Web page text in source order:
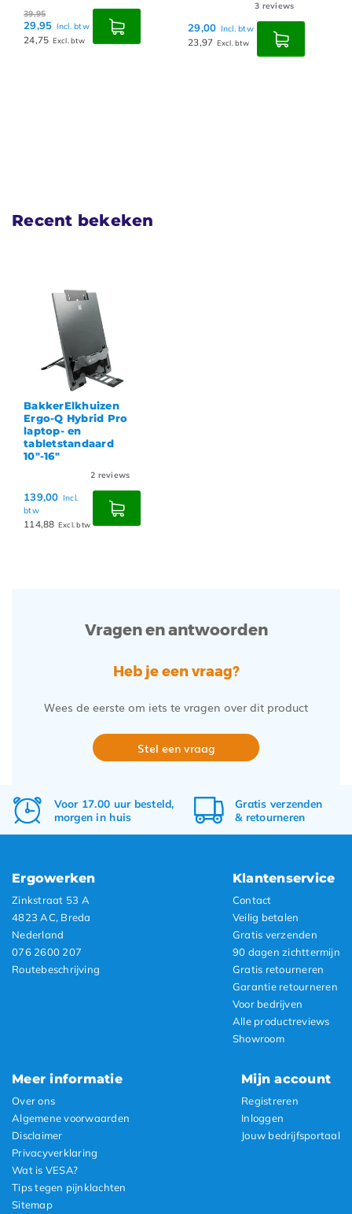
39,95
29,95 Incl. btw
24,75 Excl. btw
3 reviews
29,00 Incl. btw
23,97 Excl. btw
Recent bekeken
BakkerElkhuizen
Ergo-Q Hybrid Pro
laptop- en
tabletstandaard
10"-16"
2 reviews
139,00 Incl.
btw
114,88 Excl. btw
Vragen en antwoorden
Heb je een vraag?
Wees de eerste om iets te vragen over dit product
Stel een vraag
Voor 17.00 uur besteld,
morgen in huis
Gratis verzenden
& retourneren
Ergowerken
Zinkstraat 53 A
4823 AC, Breda
Nederland
076 2600 207
Routebeschrijving
Klantenservice
Contact
Veilig betalen
Gratis verzenden
90 dagen zichttermijn
Gratis retourneren
Garantie retourneren
Voor bedrijven
Alle productreviews
Showroom
Meer informatie
Over ons
Algemene voorwaarden
Disclaimer
Privacyverklaring
Wat is VESA?
Tips tegen pijnklachten
Sitemap
Mijn account
Registreren
Inloggen
Jouw bedrijfsportaal